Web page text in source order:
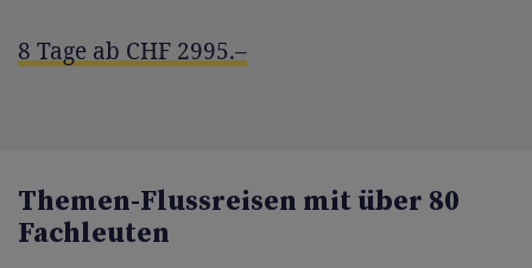
8 Tage ab CHF 2995.–
Themen-Flussreisen mit über 80
Fachleuten